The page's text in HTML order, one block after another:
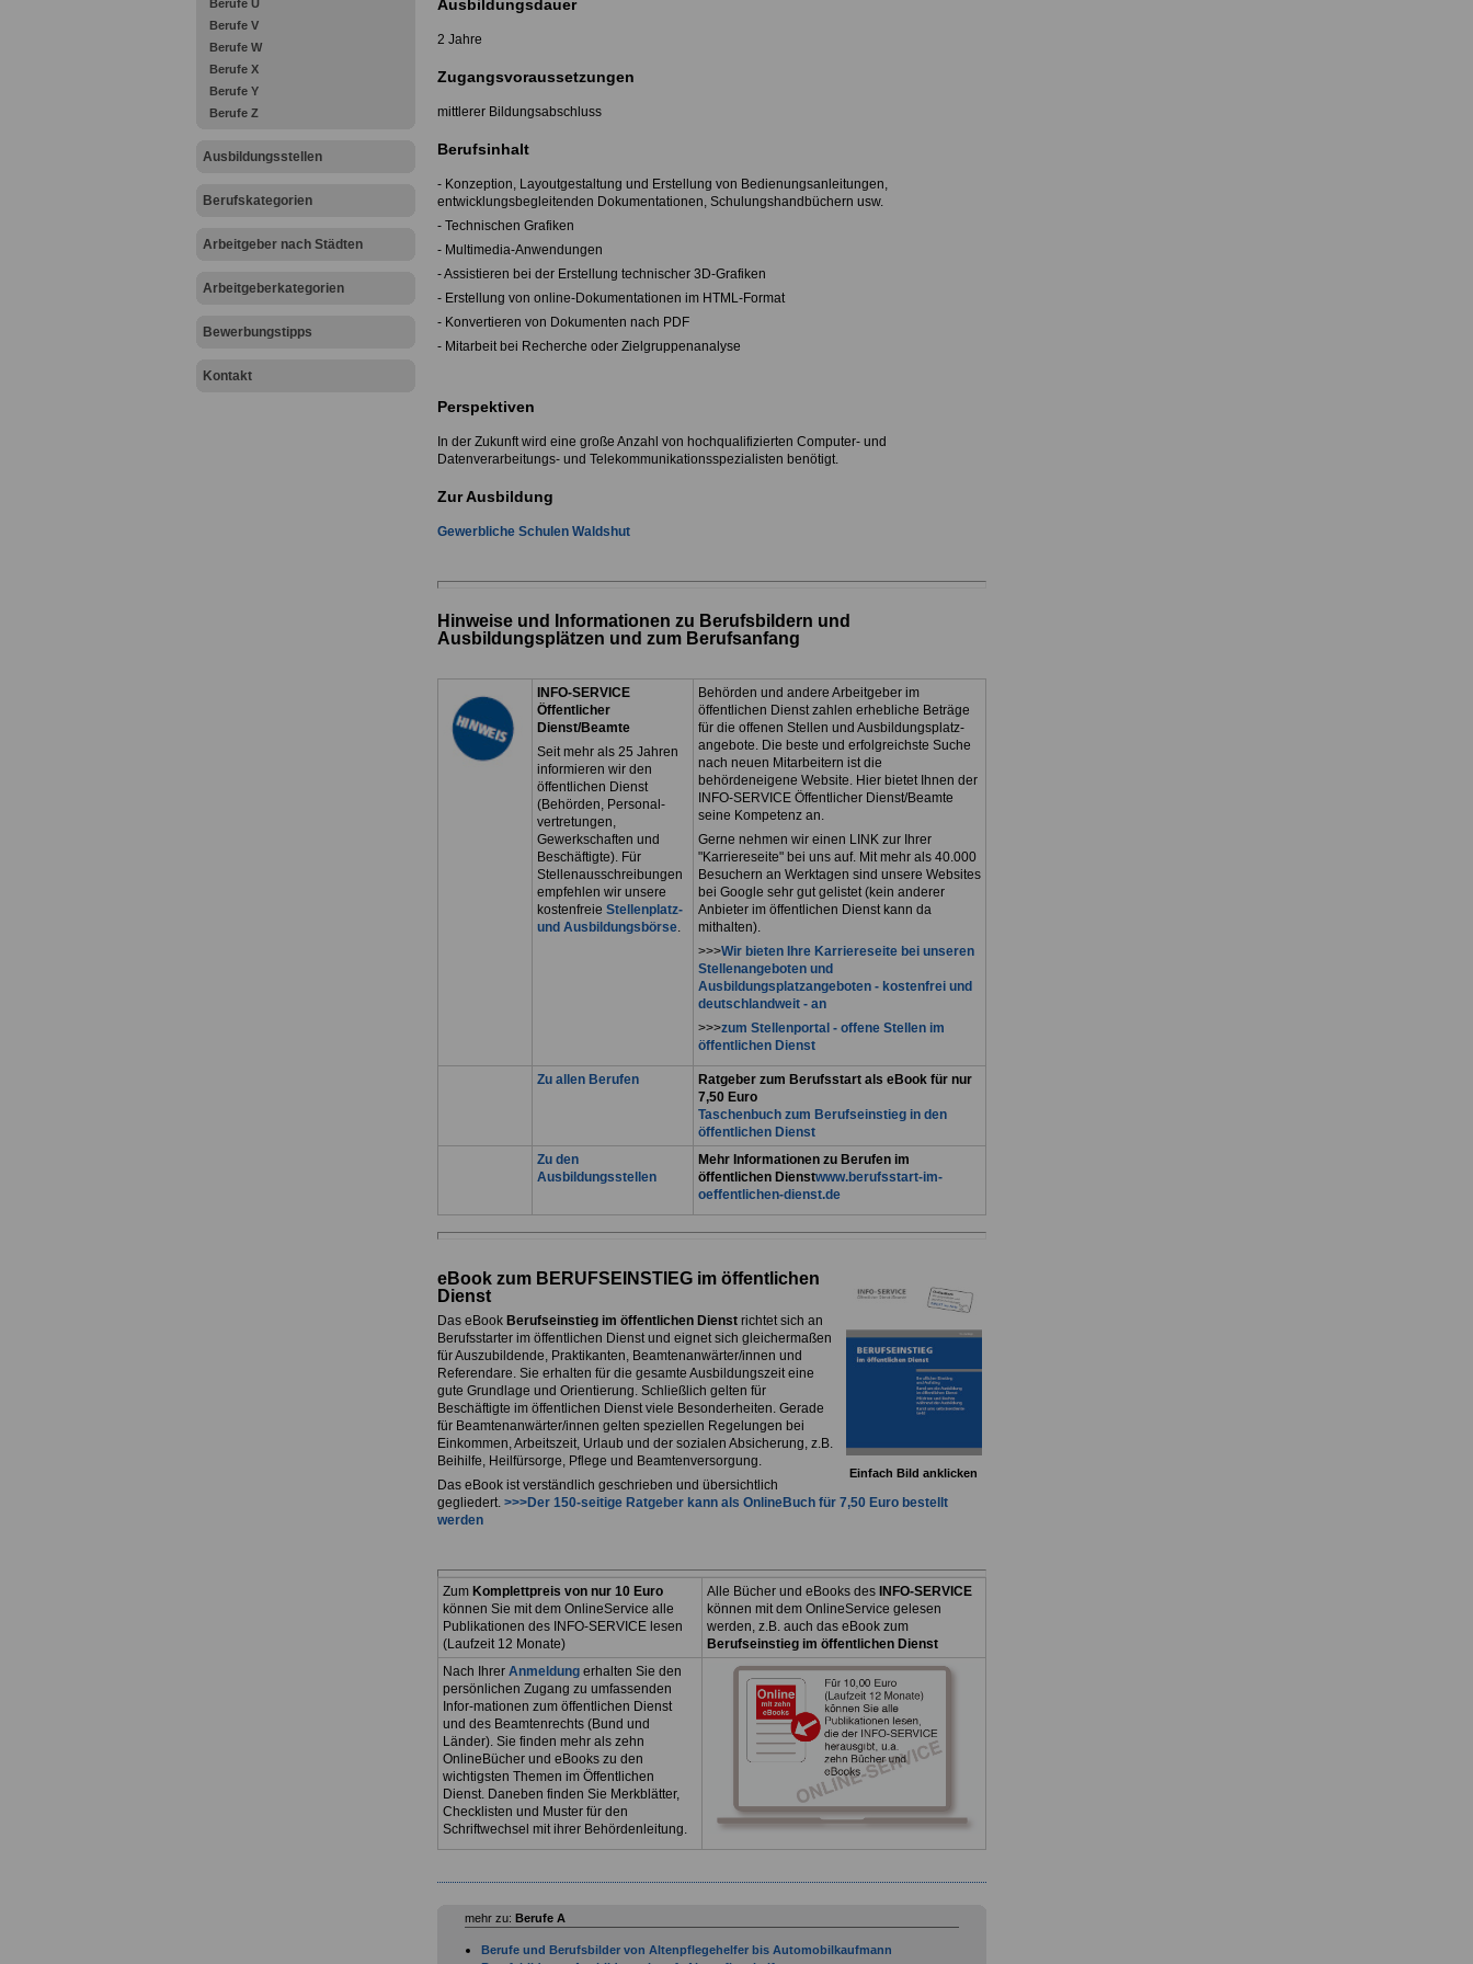
Berufe U
Berufe V
Berufe W
Berufe X
Berufe Y
Berufe Z
Ausbildungsstellen
Berufskategorien
Arbeitgeber nach Städten
Arbeitgeberkategorien
Bewerbungstipps
Kontakt
Ausbildungsdauer
2 Jahre
Zugangsvoraussetzungen
mittlerer Bildungsabschluss
Berufsinhalt
- Konzeption, Layoutgestaltung und Erstellung von Bedienungsanleitungen,
entwicklungsbegleitenden Dokumentationen, Schulungshandbüchern usw.
- Technischen Grafiken
- Multimedia-Anwendungen
- Assistieren bei der Erstellung technischer 3D-Grafiken
- Erstellung von online-Dokumentationen im HTML-Format
- Konvertieren von Dokumenten nach PDF
- Mitarbeit bei Recherche oder Zielgruppenanalyse
Perspektiven
In der Zukunft wird eine große Anzahl von hochqualifizierten Computer- und
Datenverarbeitungs- und Telekommunikationsspezialisten benötigt.
Zur Ausbildung
Gewerbliche Schulen Waldshut
Hinweise und Informationen zu Berufsbildern und
Ausbildungsplätzen und zum Berufsanfang
INFO-SERVICE
Öffentlicher
Dienst/Beamte
Seit mehr als 25 Jahren
informieren wir den
öffentlichen Dienst
(Behörden, Personal-
vertretungen,
Gewerkschaften und
Beschäftigte). Für
Stellenausschreibungen
empfehlen wir unsere
kostenfreie Stellenplatz-
und Ausbildungsbörse.
Behörden und andere Arbeitgeber im
öffentlichen Dienst zahlen erhebliche Beträge
für die offenen Stellen und Ausbildungsplatz-
angebote. Die beste und erfolgreichste Suche
nach neuen Mitarbeitern ist die
behördeneigene Website. Hier bietet Ihnen der
INFO-SERVICE Öffentlicher Dienst/Beamte
seine Kompetenz an.
Gerne nehmen wir einen LINK zur Ihrer
"Karriereseite" bei uns auf. Mit mehr als 40.000
Besuchern an Werktagen sind unsere Websites
bei Google sehr gut gelistet (kein anderer
Anbieter im öffentlichen Dienst kann da
mithalten).
>>>Wir bieten Ihre Karriereseite bei unseren
Stellenangeboten und
Ausbildungsplatzangeboten - kostenfrei und
deutschlandweit - an
>>>zum Stellenportal - offene Stellen im
öffentlichen Dienst
Zu allen Berufen
Ratgeber zum Berufsstart als eBook für nur
7,50 Euro
Taschenbuch zum Berufseinstieg in den
öffentlichen Dienst
Zu den
Ausbildungsstellen
Mehr Informationen zu Berufen im
öffentlichen Dienstwww.berufsstart-im-
oeffentlichen-dienst.de
Einfach Bild anklicken
eBook zum BERUFSEINSTIEG im öffentlichen
Dienst
Das eBook Berufseinstieg im öffentlichen Dienst richtet sich an
Berufsstarter im öffentlichen Dienst und eignet sich gleichermaßen
für Auszubildende, Praktikanten, Beamtenanwärter/innen und
Referendare. Sie erhalten für die gesamte Ausbildungszeit eine
gute Grundlage und Orientierung. Schließlich gelten für
Beschäftigte im öffentlichen Dienst viele Besonderheiten. Gerade
für Beamtenanwärter/innen gelten speziellen Regelungen bei
Einkommen, Arbeitszeit, Urlaub und der sozialen Absicherung, z.B.
Beihilfe, Heilfürsorge, Pflege und Beamtenversorgung.
Das eBook ist verständlich geschrieben und übersichtlich
gegliedert. >>>Der 150-seitige Ratgeber kann als OnlineBuchfür 7,50 Euro bestellt
werden
Zum Komplettpreis von nur 10 Euro
können Sie mit dem OnlineService alle
Publikationen des INFO-SERVICE lesen
(Laufzeit 12 Monate)
Alle Bücher und eBooks des INFO-SERVICE
können mit dem OnlineService gelesen
werden, z.B. auch das eBook zum
Berufseinstieg im öffentlichen Dienst
Nach Ihrer Anmeldungerhalten Sie den
persönlichen Zugang zu umfassenden
Infor-mationen zum öffentlichen Dienst
und des Beamtenrechts (Bund und
Länder). Sie finden mehr als zehn
OnlineBücher und eBooks zu den
wichtigsten Themen im Öffentlichen
Dienst. Daneben finden Sie Merkblätter,
Checklisten und Muster für den
Schriftwechsel mit ihrer Behördenleitung.
mehr zu: Berufe A
Berufe und Berufsbilder von Altenpflegehelfer bis Automobilkaufmann